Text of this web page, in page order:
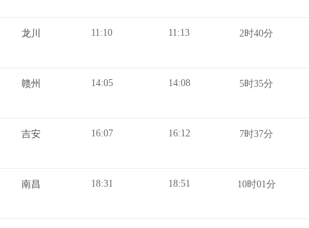
龙川 11:10 11:13 2时40分
赣州 14:05 14:08 5时35分
吉安 16:07 16:12 7时37分
南昌 18:31 18:51 10时01分